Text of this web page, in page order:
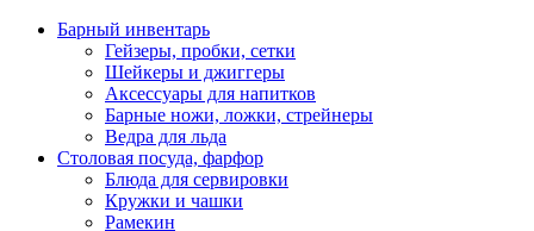
Барный инвентарь
Гейзеры, пробки, сетки
Шейкеры и джиггеры
Аксессуары для напитков
Барные ножи, ложки, стрейнеры
Ведра для льда
Столовая посуда, фарфор
Блюда для сервировки
Кружки и чашки
Рамекин